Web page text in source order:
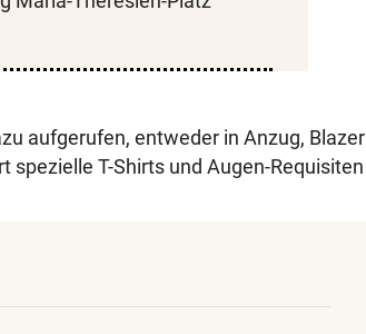
aufgerufen, entweder in Anzug, Blazer
spezielle T-Shirts und Augen-Requisiten